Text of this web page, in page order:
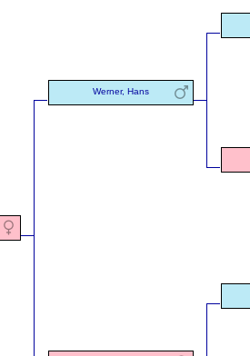
Werner, Hans